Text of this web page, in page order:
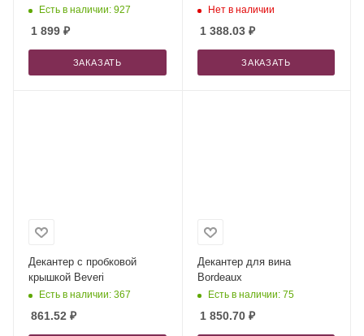
Есть в наличии: 927
1 899 ₽
ЗАКАЗАТЬ
Нет в наличии
1 388.03₽
ЗАКАЗАТЬ
Декантер с пробковой
крышкой Beveri
Есть в наличии: 367
861.52 ₽
Декантер для вина
Bordeaux
Есть в наличии: 75
1 850.70₽